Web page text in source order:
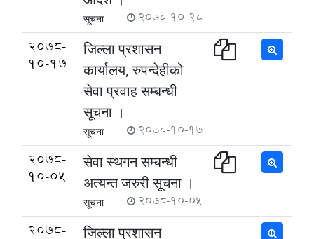
सूचना 2078-10-28
2078-
10-17
जिल्ला प्रशासन
कार्यालय, रुपन्देहीको
सेवा प्रवाह सम्बन्धी
सूचना ।
सूचना 2078-10-17
2078-
10-05
सेवा स्थगन सम्बन्धी
अत्यन्त जरुरी सूचना ।
सूचना 2078-10-05
2078-
जिल्ला प्रशासन